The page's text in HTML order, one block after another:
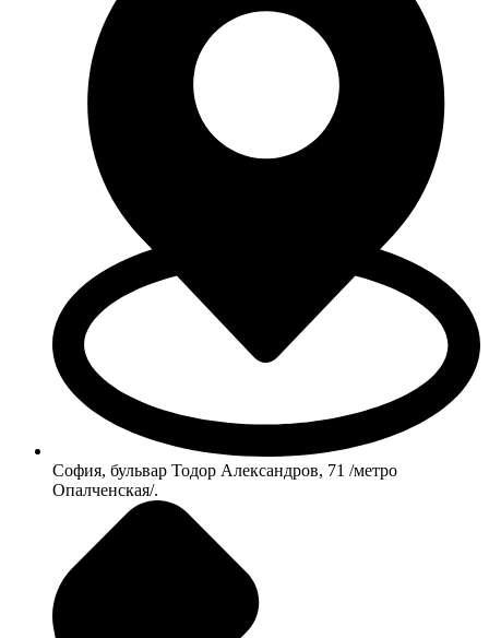
София, бульвар Тодор Александров, 71 /метро
Опалченская/.